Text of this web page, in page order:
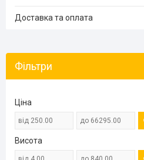
Доставка та оплата
Фільтри
Ціна
Висота